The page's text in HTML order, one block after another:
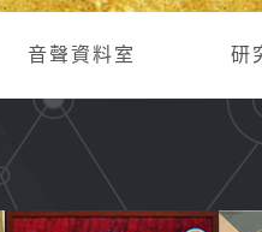
音聲資料室 研